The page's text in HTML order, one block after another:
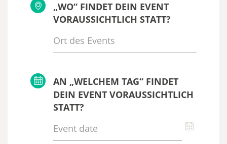
„WO“ FINDET DEIN EVENT
VORAUSSICHTLICH STATT?
AN „WELCHEM TAG“ FINDET
DEIN EVENT VORAUSSICHTLICH
STATT?